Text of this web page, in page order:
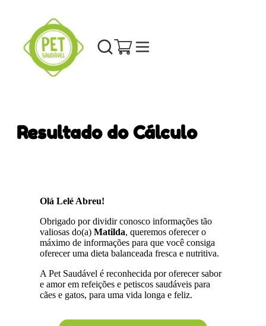
Resultado do Cálculo
Olá Lelé Abreu!
Obrigado por dividir conosco informações tão
valiosas do(a)Matilda, queremos oferecer o
máximo de informações para que você consiga
oferecer uma dieta balanceada fresca e nutritiva.
A Pet Saudável é reconhecida por oferecer sabor
e amor em refeições e petiscos saudáveis para
cães e gatos, para uma vida longa e feliz.